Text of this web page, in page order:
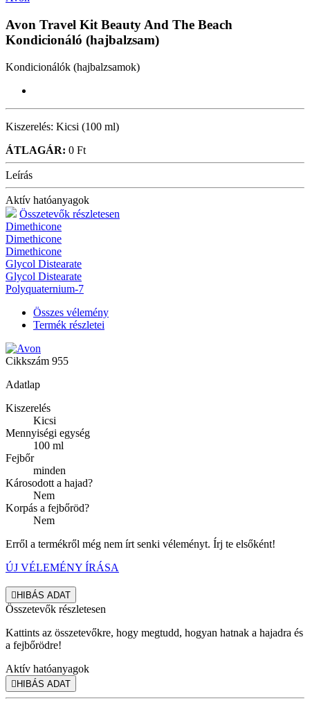
Avon Travel Kit Beauty And The Beach
Kondicionáló (hajbalzsam)
Kondicionálók (hajbalzsamok)
Kiszerelés: Kicsi (100 ml)
ÁTLAGÁR: 0 Ft
Leírás
Aktív hatóanyagok
Összetevők részletesen
Dimethicone
Dimethicone
Dimethicone
Glycol Distearate
Glycol Distearate
Polyquaternium-7
Összes vélemény
Termék részletei
Cikkszám 955
Adatlap
Kiszerelés
Kicsi
Mennyiségi egység
100 ml
Fejbőr
minden
Károsodott a hajad?
Nem
Korpás a fejbőröd?
Nem
Erről a termékről még nem írt senki véleményt. Írj te elsőként!
ÚJ VÉLEMÉNY ÍRÁSA
HIBÁS ADAT
Összetevők részletesen
Kattints az összetevőkre, hogy megtudd, hogyan hatnak a hajadra és
a fejbőrödre!
Aktív hatóanyagok
HIBÁS ADAT